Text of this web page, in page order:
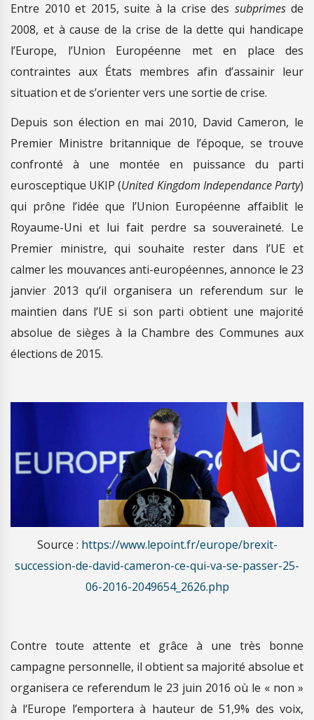
Entre 2010 et 2015, suite à la crise des subprimesde
2008, et à cause de la crise de la dette qui handicape
l’Europe, l’Union Européenne met en place des
contraintes aux États membres afin d’assainir leur
situation et de s’orienter vers une sortie de crise.
Depuis son élection en mai 2010, David Cameron, le
Premier Ministre britannique de l’époque, se trouve
confronté à une montée en puissance du parti
eurosceptique UKIP (United Kingdom Independance Party)
qui prône l’idée que l’Union Européenne affaiblit le
Royaume-Uni et lui fait perdre sa souveraineté. Le
Premier ministre, qui souhaite rester dans l’UE et
calmer les mouvances anti-européennes, annonce le 23
janvier 2013 qu’il organisera un referendum sur le
maintien dans l’UE si son parti obtient une majorité
absolue de sièges à la Chambre des Communes aux
élections de 2015.
Source : https://www.lepoint.fr/europe/brexit-
succession-de-david-cameron-ce-qui-va-se-passer-25-
06-2016-2049654_2626.php
Contre toute attente et grâce à une très bonne
campagne personnelle, il obtient sa majorité absolue et
organisera ce referendum le 23 juin 2016 où le « non »
à l‘Europe l’emportera à hauteur de 51,9% des voix,